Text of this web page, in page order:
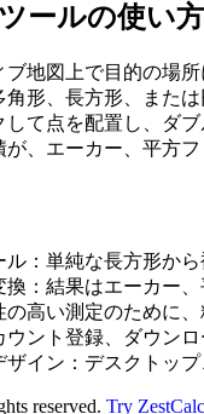
ールの使い方
地図上で目的の場所
形、長方形、また
て点を配置し、ダ
、エーカー、平方
ル：単純な長方形か
：結果はエーカー
高い測定のために
ウント登録、ダウン
ザイン：デスクトッ
reserved. Try ZestCalc